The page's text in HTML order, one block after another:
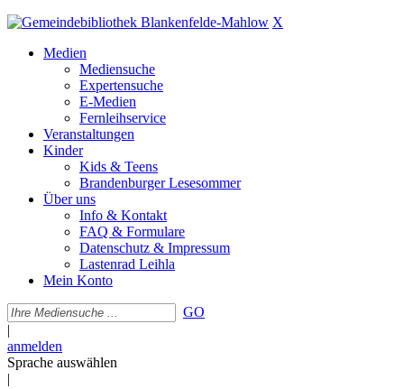
X
Medien
Mediensuche
Expertensuche
E-Medien
Fernleihservice
Veranstaltungen
Kinder
Kids & Teens
Brandenburger Lesesommer
Über uns
Info & Kontakt
FAQ & Formulare
Datenschutz & Impressum
Lastenrad Leihla
Mein Konto
GO
|
anmelden
Sprache auswählen
|